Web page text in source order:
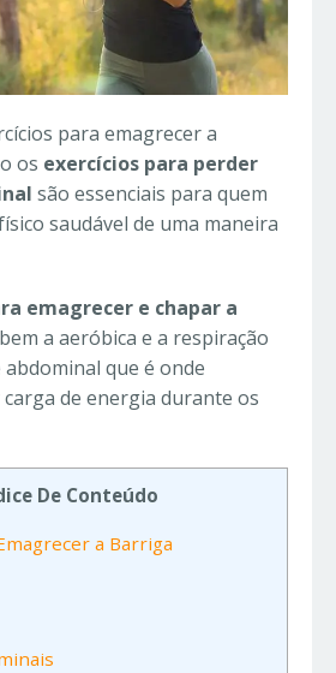
para emagrecer a
os exercícios para perder
são essenciais para quem
saudável de uma maneira
emagrecer e chapar a
a aeróbica e a respiração
que é onde
de energia durante os
De Conteúdo
a Barriga